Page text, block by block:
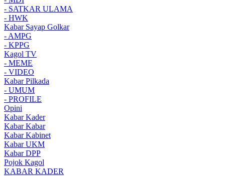
- SATKAR ULAMA
- HWK
Kabar Sayap Golkar
- AMPG
- KPPG
Kagol TV
- MEME
- VIDEO
Kabar Pilkada
- UMUM
- PROFILE
Opini
Kabar Kader
Kabar Kabar
Kabar Kabinet
Kabar UKM
Kabar DPP
Pojok Kagol
KABAR KADER